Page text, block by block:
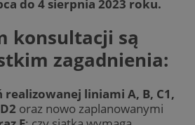
do 4 sierpnia 2023 roku.
konsultacji są
zagadnienia:
realizowanej liniami A, B, C1,
oraz nowo zaplanowanymi